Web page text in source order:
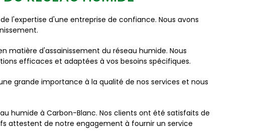
l'expertise d'une entreprise de confiance. Nous avons
matière d'assainissement du réseau humide. Nous
efficaces et adaptées à vos besoins spécifiques.
grande importance à la qualité de nos services et nous
humide à Carbon-Blanc. Nos clients ont été satisfaits de
attestent de notre engagement à fournir un service